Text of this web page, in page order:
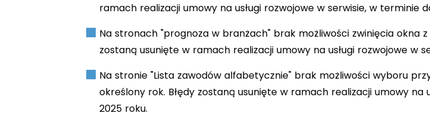
ramach realizacji umowy na usługi rozwojowe w serwisie, w terminie
Na stronach "prognoza w branżach" brak możliwości zwinięcia okna
zostaną usunięte w ramach realizacji umowy na usługi rozwojowe w
Na stronie "Lista zawodów alfabetycznie" brak możliwości wyboru
określony rok. Błędy zostaną usunięte w ramach realizacji umowy
2025 roku.